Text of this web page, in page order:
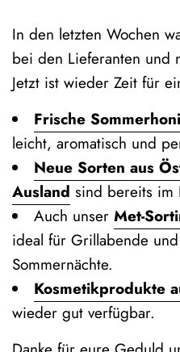
In den letzten Wochen
bei den Lieferanten und
Jetzt ist wieder Zeit für
Frische
leicht, aromatisch und
Neue Sorten aus
Ausland sind bereits im
Auch unser
ideal für Grillabende
Sommernächte.
Kosmetikprodukte
wieder gut verfügbar.